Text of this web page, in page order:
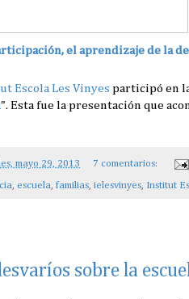
el aprendizaje de la
Escola Les Vinyes participó en
". Esta fue la presentación que
mayo 29, 2013 7 comentarios:
, escuela, familias, ielesvinyes, Institut
sobre la